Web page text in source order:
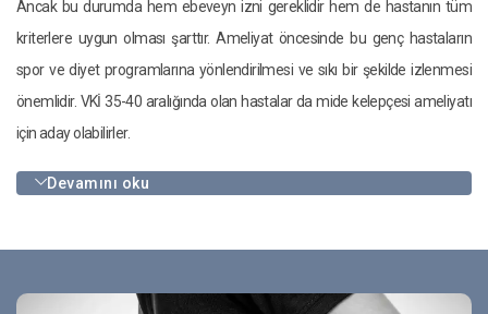
Ancak bu durumda hem ebeveyn izni gereklidir hem de hastanın tüm
kriterlere uygun olması şarttır. Ameliyat öncesinde bu genç hastaların
spor ve diyet programlarına yönlendirilmesi ve sıkı bir şekilde izlenmesi
önemlidir. VKİ 35-40 aralığında olan hastalar da mide kelepçesi ameliyatı
için aday olabilirler.
Devamını oku